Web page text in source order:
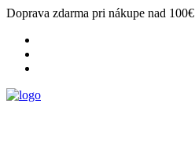
Doprava zdarma pri nákupe nad 100€